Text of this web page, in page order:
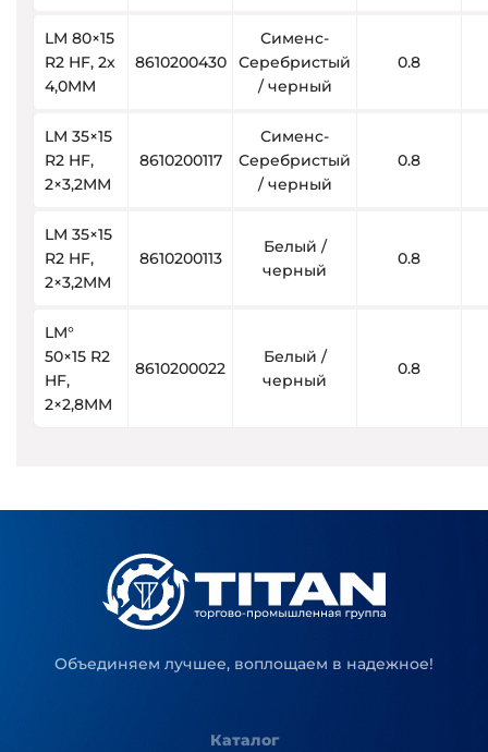
LM 80×15
R2 HF, 2x
4,0MM
8610200430
Сименс-
Серебристый
/ черный
0.8
LM 35×15
R2 HF,
2×3,2MM
8610200117
Сименс-
Серебристый
/ черный
0.8
LM 35×15
R2 HF,
2×3,2MM
8610200113
Белый /
черный
0.8
LM°
50×15 R2
HF,
2×2,8MM
8610200022
Белый /
черный
0.8
Объединяем лучшее, воплощаем в надежное!
Каталог